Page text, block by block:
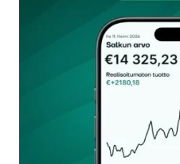
Kommentti*
Nimesi tai nimimerkkisi